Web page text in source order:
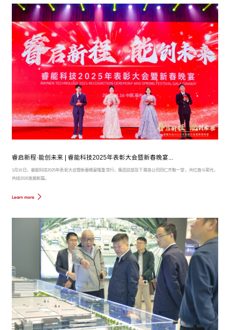
睿启新程·能创未来 | 睿能科技2025年表彰大会暨新春晚宴...
1月16日，睿能科技2025年表彰大会暨新春晚宴隆重举行，集团总部及下属各公司同仁齐聚一堂，共忆奋斗荣光，
共绘2026发展新篇。
Learn more